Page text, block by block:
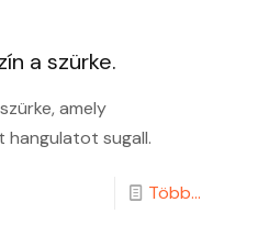
a szürke.
amely
sugall.
Több...